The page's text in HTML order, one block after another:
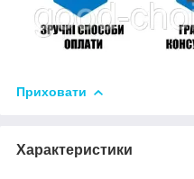
Приховати
Характеристики